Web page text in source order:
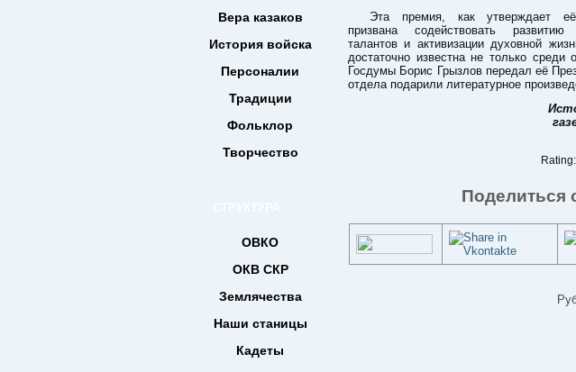
Вера казаков
История войска
Персоналии
Традиции
Фольклор
Творчество
ОВКО
ОКВ СКР
Землячества
Наши станицы
Кадеты
Эта премия, как утверждает её
призвана содействовать развитию
талантов и активизации духовной
достаточно известна не только среди
Госдумы Борис Грызлов передал её
отдела подарили литературное
Поделиться